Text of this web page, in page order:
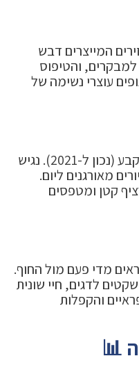
המייצרים דבש
למבקרים, והטיפוס
עוצרי נשימה של
האי אינו מיושב למעט 3 תושבי קבע (נכון ל-2021). נגיש
מאורגנים ליום.
קטן ומטפסים
מדי פעם מול החוף.
לדגים, חיי שונית
והקפלות
📊